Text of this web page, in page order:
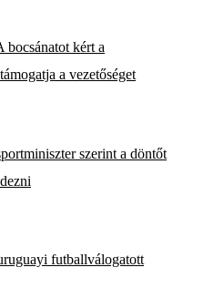
kért a
a vezetőséget
szerint a döntőt
futballválogatott